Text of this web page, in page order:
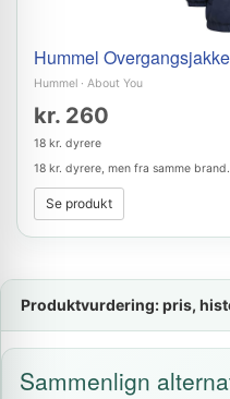
Hummel
Hummel · About You
kr. 260
18 kr. dyrere
18 kr. dyrere, men fra samme brand.
Se produkt
Produktvurdering: pris,
Sammenlign